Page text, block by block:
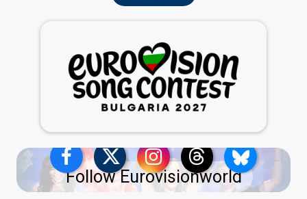
Follow Eurovisionworld